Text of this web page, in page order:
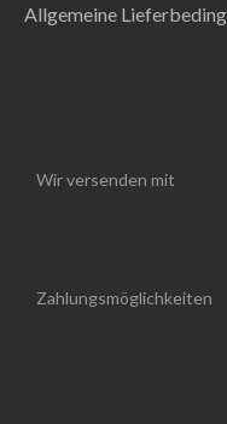
Allgemeine
Wir versenden mit
Zahlungsmöglichkeiten